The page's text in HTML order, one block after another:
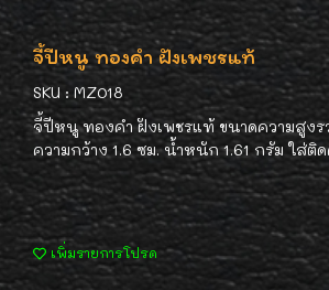
จี้ปีหนู ทองคำ ฝังเพชรแท้
SKU : MZ018
จี้ปีหนู ทองคำ ฝังเพชรแท้ ขนาดความสูงร
ความกว้าง 1.6 ซม. น้ำหนัก 1.61 กรัม ใส่ติ
เพิ่มรายการโปรด